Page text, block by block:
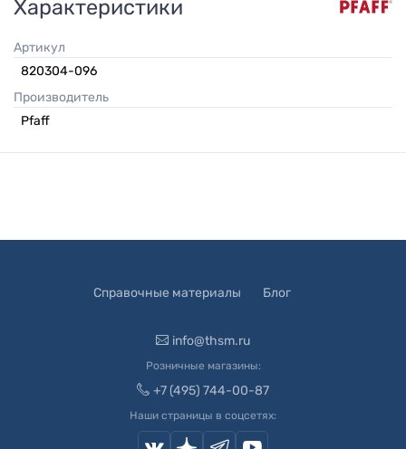
Характеристики
Артикул
820304-096
Производитель
Pfaff
Справочные материалы Блог
info@thsm.ru
Розничные магазины:
+7 (495) 744-00-87
Наши страницы в соцсетях: